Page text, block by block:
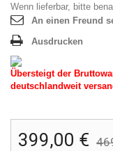
Wenn lieferbar, bitte
An einen Freund
Ausdrucken
Übersteigt der
deutschlandweit
399,00 €